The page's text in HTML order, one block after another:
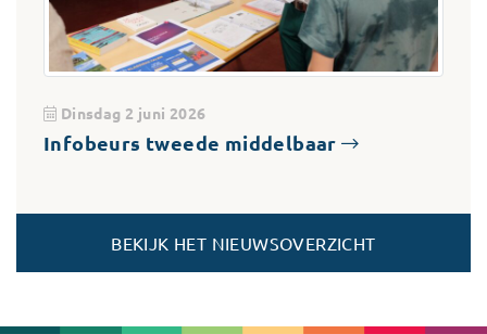
Dinsdag 2 juni 2026
Infobeurs tweede middelbaar
BEKIJK HET NIEUWSOVERZICHT